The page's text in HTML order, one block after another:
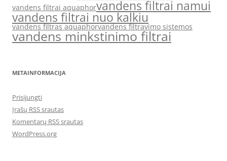
vandens filtrai aquaphorvandens filtrai namui
vandens filtrai nuo kalkiu
vandens filtras aquaphorvandens filtravimo sistemos
vandens minkstinimo filtrai
METAINFORMACIJA
Prisijungti
Įrašų RSS srautas
Komentarų RSS srautas
WordPress.org